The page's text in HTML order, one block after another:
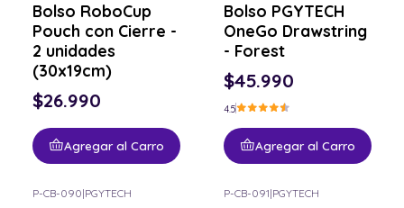
Bolso RoboCup
Pouch con Cierre -
2 unidades
(30x19cm)
$26.990
Agregar al Carro
Bolso PGYTECH
OneGo Drawstring
- Forest
$45.990
4.5
Agregar al Carro
P-CB-090|PGYTECH P-CB-091|PGYTECH